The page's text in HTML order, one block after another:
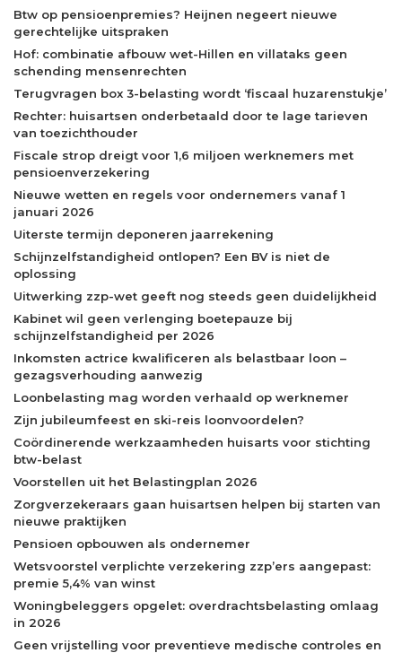
Btw op pensioenpremies? Heijnen negeert nieuwe
gerechtelijke uitspraken
Hof: combinatie afbouw wet-Hillen en villataks geen
schending mensenrechten
Terugvragen box 3-belasting wordt ‘fiscaal huzarenstukje’
Rechter: huisartsen onderbetaald door te lage tarieven
van toezichthouder
Fiscale strop dreigt voor 1,6 miljoen werknemers met
pensioenverzekering
Nieuwe wetten en regels voor ondernemers vanaf 1
januari 2026
Uiterste termijn deponeren jaarrekening
Schijnzelfstandigheid ontlopen? Een BV is niet de
oplossing
Uitwerking zzp-wet geeft nog steeds geen duidelijkheid
Kabinet wil geen verlenging boetepauze bij
schijnzelfstandigheid per 2026
Inkomsten actrice kwalificeren als belastbaar loon –
gezagsverhouding aanwezig
Loonbelasting mag worden verhaald op werknemer
Zijn jubileumfeest en ski-reis loonvoordelen?
Coördinerende werkzaamheden huisarts voor stichting
btw-belast
Voorstellen uit het Belastingplan 2026
Zorgverzekeraars gaan huisartsen helpen bij starten van
nieuwe praktijken
Pensioen opbouwen als ondernemer
Wetsvoorstel verplichte verzekering zzp’ers aangepast:
premie 5,4% van winst
Woningbeleggers opgelet: overdrachtsbelasting omlaag
in 2026
Geen vrijstelling voor preventieve medische controles en